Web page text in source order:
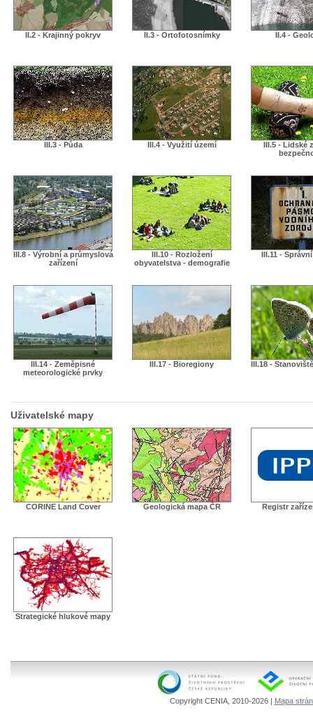
II.2 - Krajinný pokryv II.3 - Ortofotosnímky II.4 -
III.3 - Půda III.4 - Využití území
III.5 - Lidské
III.8 - Výrobní a průmyslová
zařízení
III.10 - Rozložení
obyvatelstva - demografie
III.11 -
III.14 - Zeměpisné
meteorologické prvky
III.17 - Bioregiony III.18 -
Uživatelské mapy
CORINE Land Cover Geologická mapa ČR Registr
Strategické hlukové mapy
Copyright CENIA, 2010-2026 | Mapa